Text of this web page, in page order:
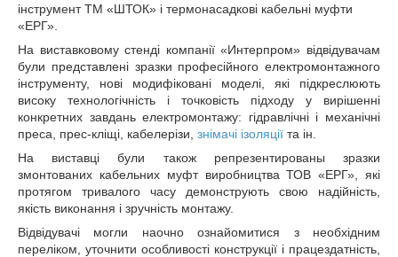
інструмент ТМ «ШТОК» і термонасадкові кабельні муфти
«ЕРГ».
На виставковому стенді компанії «Интерпром» відвідувачам
були представлені зразки професійного електромонтажного
інструменту, нові модифіковані моделі, які підкреслюють
високу технологічність і точковість підходу у вирішенні
конкретних завдань електромонтажу: гідравлічні і механічні
преса, прес-кліщі, кабелерізи, знімачі ізоляції та ін.
На виставці були також репрезентированы зразки
змонтованих кабельних муфт виробництва ТОВ «ЕРГ», які
протягом тривалого часу демонструють свою надійність,
якість виконання і зручність монтажу.
Відвідувачі могли наочно ознайомитися з необхідним
переліком, уточнити особливості конструкції і працездатність,